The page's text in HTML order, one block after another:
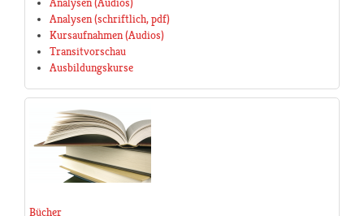
Analysen (Audios)
Analysen (schriftlich, pdf)
Kursaufnahmen (Audios)
Transitvorschau
Ausbildungskurse
Bücher